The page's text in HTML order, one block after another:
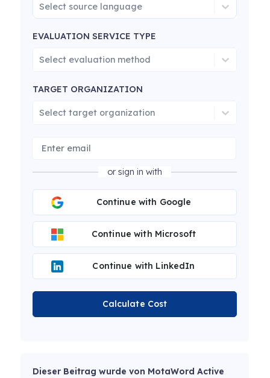
Select source language
EVALUATION SERVICE TYPE
Select evaluation method
TARGET ORGANIZATION
Select target organization
or sign in with
Continue with Google
Continue with Microsoft
Continue with LinkedIn
Calculate Cost
Dieser Beitrag wurde von MotaWord Active